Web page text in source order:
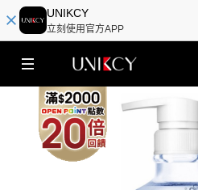
UNIKCY
立刻使用官方APP